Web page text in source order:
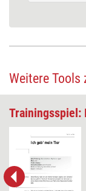
Weitere Tools
Trainingsspiel: